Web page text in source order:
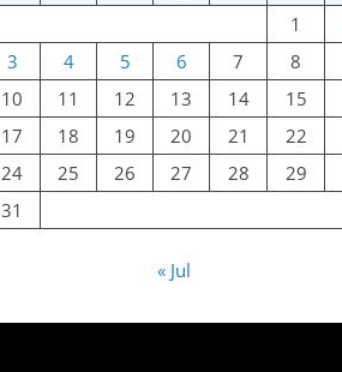
1
3
4 5 6 7 8
10
11 12 13 14 15
17
18 19 20 21 22
24
25 26 27 28 29
31
« Jul